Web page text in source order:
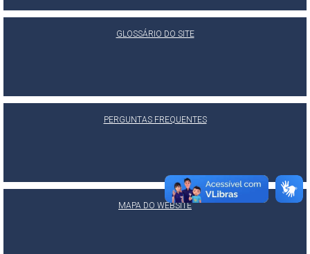
GLOSSÁRIO DO SITE
PERGUNTAS FREQUENTES
MAPA DO WEBSITE